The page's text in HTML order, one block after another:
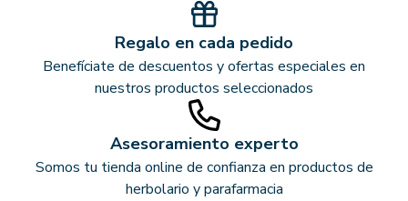
Regalo en cada pedido
Benefíciate de descuentos y ofertas especiales en
nuestros productos seleccionados
Asesoramiento experto
Somos tu tienda online de confianza en productos de
herbolario y parafarmacia